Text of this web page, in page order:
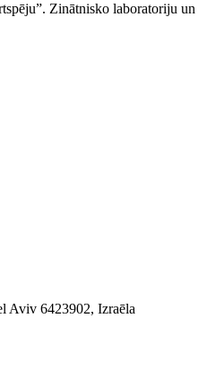
Zinātnisko laboratoriju un
Aviv 6423902, Izraēla